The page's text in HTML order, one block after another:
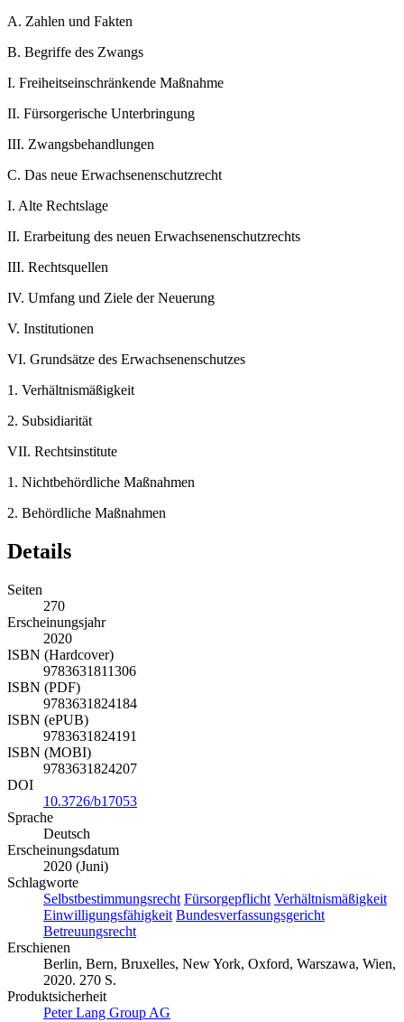
A. Zahlen und Fakten
B. Begriffe des Zwangs
I. Freiheitseinschränkende Maßnahme
II. Fürsorgerische Unterbringung
III. Zwangsbehandlungen
C. Das neue Erwachsenenschutzrecht
I. Alte Rechtslage
II. Erarbeitung des neuen Erwachsenenschutzrechts
III. Rechtsquellen
IV. Umfang und Ziele der Neuerung
V. Institutionen
VI. Grundsätze des Erwachsenenschutzes
1. Verhältnismäßigkeit
2. Subsidiarität
VII. Rechtsinstitute
1. Nichtbehördliche Maßnahmen
2. Behördliche Maßnahmen
Details
Seiten
270
Erscheinungsjahr
2020
ISBN (Hardcover)
9783631811306
ISBN (PDF)
9783631824184
ISBN (ePUB)
9783631824191
ISBN (MOBI)
9783631824207
DOI
10.3726/b17053
Sprache
Deutsch
Erscheinungsdatum
2020 (Juni)
Schlagworte
Selbstbestimmungsrecht Fürsorgepflicht Verhältnismäßigkeit
Einwilligungsfähigkeit Bundesverfassungsgericht
Betreuungsrecht
Erschienen
Berlin, Bern, Bruxelles, New York, Oxford, Warszawa, Wien,
2020. 270 S.
Produktsicherheit
Peter Lang Group AG